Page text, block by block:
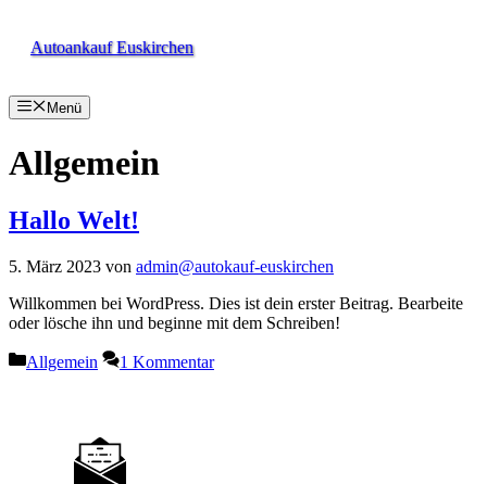
InhaltAutoankauf Euskirchen
Menü
Allgemein
Hallo Welt!
5. März 2023 von admin@autokauf-euskirchen
Willkommen bei WordPress. Dies ist dein erster Beitrag. Bearbeite
oder lösche ihn und beginne mit dem Schreiben!
Kategorien
Allgemein 1 Kommentar